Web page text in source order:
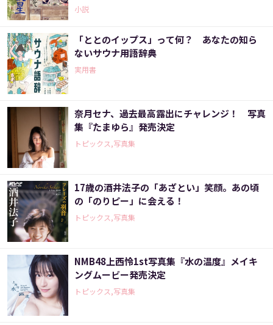
小説
「ととのイップス」って何？ あなたの知ら
ないサウナ用語辞典
実用書
奈月セナ、過去最高露出にチャレンジ！ 写真
集『たまゆら』発売決定
トピックス,写真集
17歳の酒井法子の「あざとい」笑顔。あの頃
の「のりピー」に会える！
トピックス,写真集
NMB48上西怜1st写真集『水の温度』メイキ
ングムービー発売決定
トピックス,写真集